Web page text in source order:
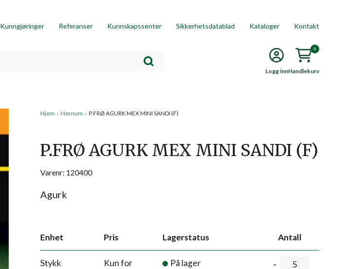
Kunngjøringer Referanser Kunnskapssenter Sikkerhetsdatablad Kataloger Kontakt
Logg innHandlekurv
0
Hjem › Hornum › P.FRØ AGURK MEX MINI SANDI (F)
P.FRØ AGURK MEX MINI SANDI (F)
Varenr: 120400
Agurk
Enhet Pris Lagerstatus Antall
Stykk
Kun for
På lager